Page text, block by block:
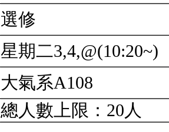
選修
星期二3,4,@(10:20~)
大氣系A108
總人數上限：20人